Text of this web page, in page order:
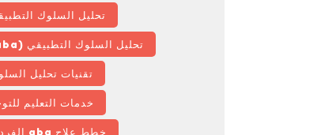
تحليل السلوك
تحليل السلوك التطبيقي (aba)
تقنيات تحليل
خدمات التعليم
خطط علاج aba الفردية